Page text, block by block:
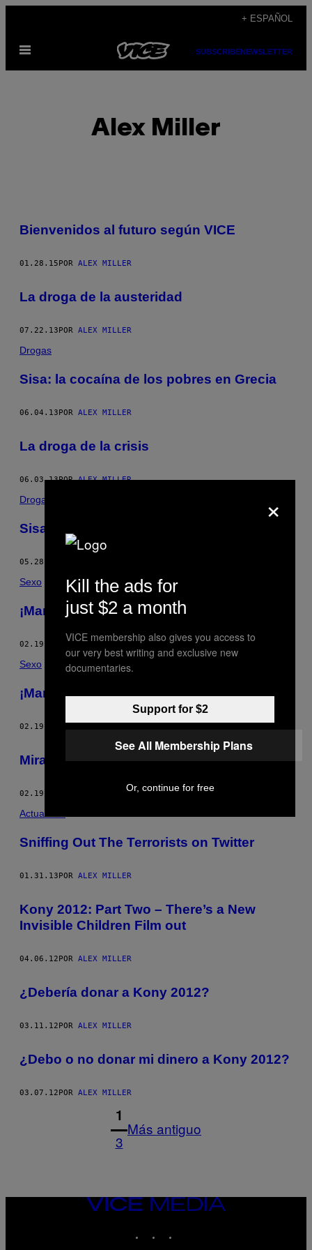
contenido
+ ESPAÑOL
Abrir
SUBSCRIBENEWSLETTER
Alex Miller
POSTS
THIS
AUTHOR
Bienvenidos al futuro según VICE
01.28.15POR ALEX MILLER
La droga de la austeridad
07.22.13POR ALEX MILLER
Drogas
Sisa: la cocaína de los pobres en Grecia
06.04.13POR ALEX MILLER
La droga de la crisis
06.03.13PORALEX MILLER
Drogas
Sisa: la cocaína de los pobres en Grecia
05.28.13
Sexo
¡Mandingo!
02.19.13 PORALEX MILLER
Sexo
¡Mandingo!
02.19.13
Mirando debajo de las olas
02.19.13 ALEX MILLER
Actualidad
Sniffing Out The Terrorists on Twitter
01.31.13POR ALEX MILLER
Kony 2012: Part Two – There’s a New
Invisible Children Film out
04.06.12POR ALEX MILLER
¿Debería donar a Kony 2012?
03.11.12POR ALEX MILLER
¿Debo o no donar mi dinero a Kony 2012?
03.07.12POR ALEX MILLER
1
3
Más antiguo
VICE
MEDIA
×
Kill the ads for
just $2 a month
VICE membership also gives you access to
our very best writing and exclusive new
documentaries.
Support for $2
See All Membership Plans
Or, continue for free